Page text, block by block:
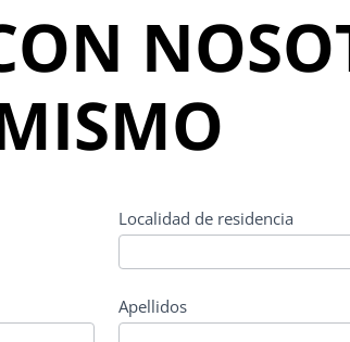
Localidad de residencia
Apellidos